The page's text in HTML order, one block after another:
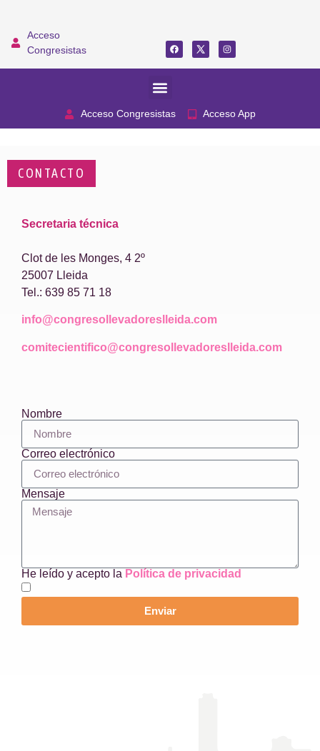
Acceso
Congresistas
Acceso Congresistas Acceso App
CONTACTO
Secretaria técnica
Clot de les Monges, 4 2º
25007 Lleida
Tel.: 639 85 71 18
info@congresollevadoreslleida.com
comitecientifico@congresollevadoreslleida.com
Nombre
Correo electrónico
Mensaje
He leído y acepto la Política de privacidad
Enviar